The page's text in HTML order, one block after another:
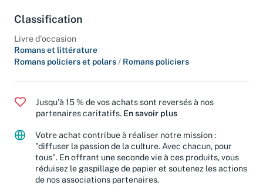
Classification
Livre d'occasion
Romans et littérature
Romans policiers et polars / Romans policiers
Jusqu'à 15 % de vos achats sont reversés à nos
partenaires caritatifs. En savoir plus
Votre achat contribue à réaliser notre mission :
"diffuser la passion de la culture. Avec chacun, pour
tous". En offrant une seconde vie à ces produits, vous
réduisez le gaspillage de papier et soutenez les actions
de nos associations partenaires.